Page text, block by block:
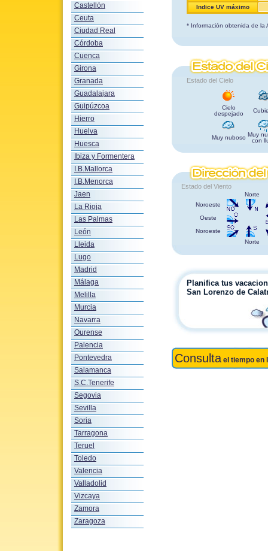
Castellón
Ceuta
Ciudad Real
Córdoba
Cuenca
Girona
Granada
Guadalajara
Guipúzcoa
Hierro
Huelva
Huesca
Ibiza y Formentera
I.B.Mallorca
I.B.Menorca
Jaen
La Rioja
Las Palmas
León
Lleida
Lugo
Madrid
Málaga
Melilla
Murcia
Navarra
Ourense
Palencia
Pontevedra
Salamanca
S.C.Tenerife
Segovia
Sevilla
Soria
Tarragona
Teruel
Toledo
Valencia
Valladolid
Vizcaya
Zamora
Zaragoza
Indice UV máximo
* Información obtenida de la
Estado del Cielo
Cielo
despejado
Muy nuboso Muy
con
Estado del Viento
Norte
Noroeste
Oeste
Noroeste
Norte
Planifica tus
San Lorenzo de
Consulta el tiempo en